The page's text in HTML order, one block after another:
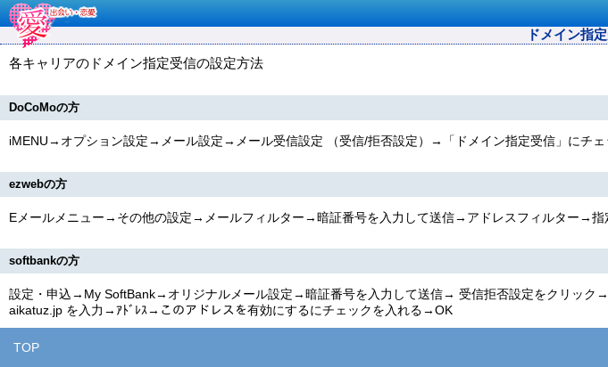
ドメイン指
各キャリアのドメイン指定受信の設定方法
DoCoMoの方
iMENU→オプション設定→メール設定→メール受信設定 （受信/拒否設定）→「ドメイン指定受信」にチ
ezwebの方
Eメールメニュー→その他の設定→メールフィルター→暗証番号を入力して送信→アドレスフィルター→指
softbankの方
設定・申込→My SoftBank→オリジナルメール設定→暗証番号を入力して送信→ 受信拒否設定をクリッ
aikatuz.jp を入力→ｱﾄﾞﾚｽ→このアドレスを有効にするにチェックを入れる→OK
TOP